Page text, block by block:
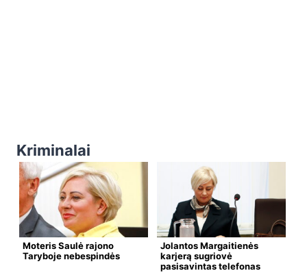
Kriminalai
Moteris Saulė rajono
Taryboje nebespindės
Jolantos Margaitienės
karjerą sugriovė
pasisavintas telefonas